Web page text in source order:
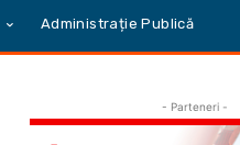
Administrație Publică
- Parteneri -